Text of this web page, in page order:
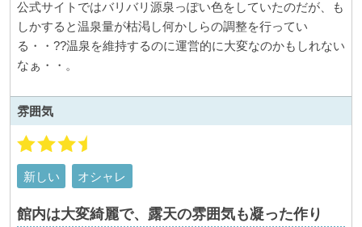
公式サイトではバリバリ源泉っぽい色をしていたのだが、も
しかすると温泉量が枯渇し何かしらの調整を行ってい
る・・??温泉を維持するのに運営的に大変なのかもしれない
なぁ・・。
雰囲気
新しい オシャレ
館内は大変綺麗で、露天の雰囲気も凝った作り